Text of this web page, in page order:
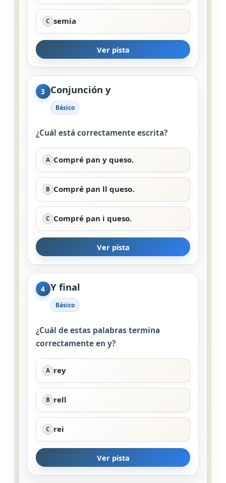
C semia
Ver pista
3 Conjunción y
Básico
¿Cuál está correctamente escrita?
A Compré pan y queso.
B Compré pan ll queso.
C Compré pan i queso.
Ver pista
4 Y final
Básico
¿Cuál de estas palabras termina
correctamente en y?
A rey
B rell
C rei
Ver pista